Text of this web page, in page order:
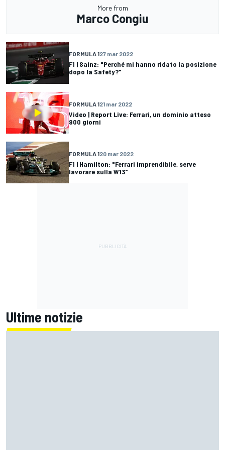
More from
Marco Congiu
FORMULA 127 mar 2022
F1 | Sainz: "Perché mi hanno ridato la posizione
dopo la Safety?"
FORMULA 121 mar 2022
Video | Report Live: Ferrari, un dominio atteso
900 giorni
FORMULA 120 mar 2022
F1 | Hamilton: "Ferrari imprendibile, serve
lavorare sulla W13"
Ultime notizie